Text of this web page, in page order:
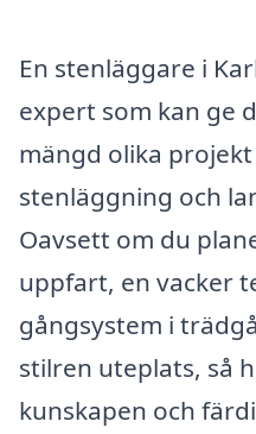
En stenläggare i
expert som kan ge
mängd olika
stenläggning och
Oavsett om du
uppfart, en vacker
gångsystem i
stilren uteplats, så
kunskapen och